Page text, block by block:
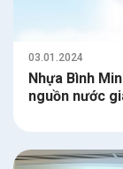
03.01.2024
Nhựa Bình
nguồn nước